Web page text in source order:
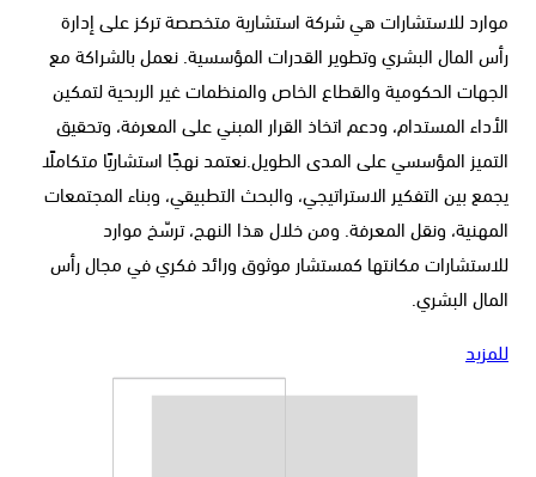
موارد للاستشارات هي شركة استشارية متخصصة تركز على إدارة
رأس المال البشري وتطوير القدرات المؤسسية. نعمل بالشراكة مع
الجهات الحكومية والقطاع الخاص والمنظمات غير الربحية لتمكين
الأداء المستدام، ودعم اتخاذ القرار المبني على المعرفة، وتحقيق
التميز المؤسسي على المدى الطويل.نعتمد نهجًا استشاريًا متكاملًا
يجمع بين التفكير الاستراتيجي، والبحث التطبيقي، وبناء المجتمعات
المهنية، ونقل المعرفة. ومن خلال هذا النهج، ترسّخ موارد
للاستشارات مكانتها كمستشار موثوق ورائد فكري في مجال رأس
المال البشري.
للمزيد